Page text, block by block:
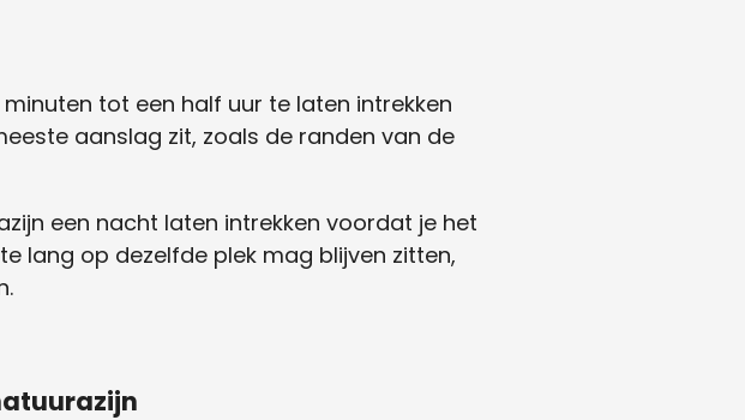
tot een half uur te laten intrekken
aanslag zit, zoals de randen van de
een nacht laten intrekken voordat je het
lang op dezelfde plek mag blijven zitten,